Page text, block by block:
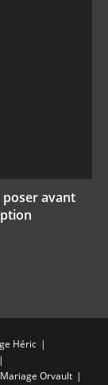
poser avant
Héric
Orvault